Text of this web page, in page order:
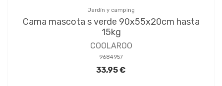
Jardín y camping
Cama mascota s verde 90x55x20cm hasta
15kg
COOLAROO
9684957
33,95 €